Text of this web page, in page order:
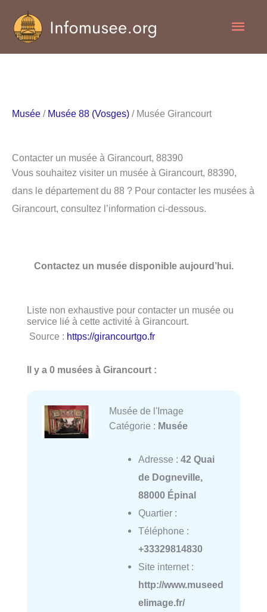
contenu
Musée / Musée 88 (Vosges) / Musée Girancourt
Contacter un musée à Girancourt, 88390
Vous souhaitez visiter un musée à Girancourt, 88390,
dans le département du 88 ? Pour contacter les musées à
Girancourt, consultez l’information ci-dessous.
Contactez un musée disponible aujourd’hui.
Liste non exhaustive pour contacter un musée ou
service lié à cette activité à Girancourt.
Source : https://girancourtgo.fr
Il y a 0 musées à Girancourt :
Musée de l'Image
Catégorie : Musée
Adresse : 42 Quai
de Dogneville,
88000 Épinal
Quartier :
Téléphone :
+33329814830
Site internet :
http://www.museed
elimage.fr/